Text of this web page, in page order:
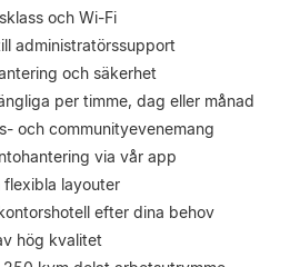
och Wi-Fi
administratörssupport
och säkerhet
per timme, dag eller månad
och communityevenemang
via vår app
flexibla layouter
efter dina behov
hög kvalitet